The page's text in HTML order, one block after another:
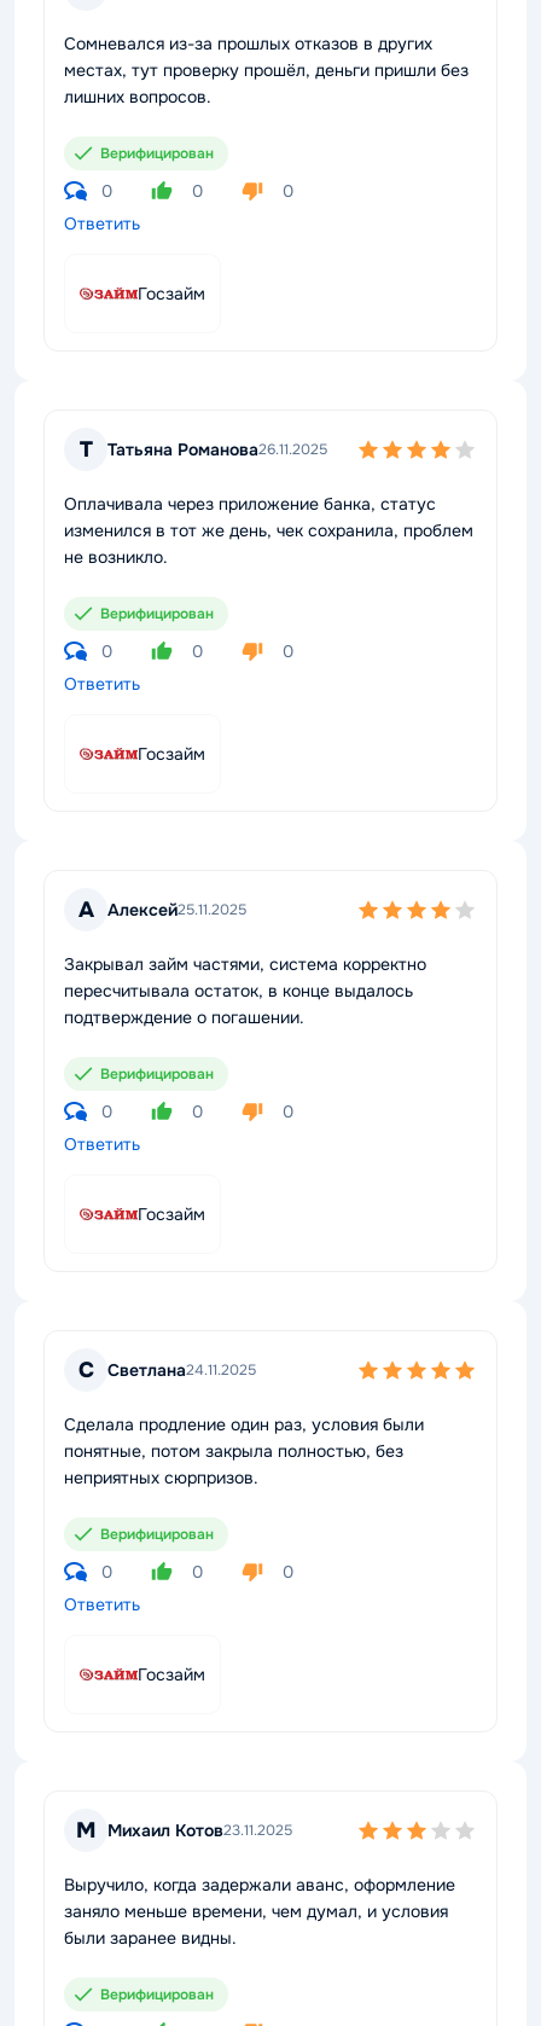
Сомневался из-за прошлых отказов в других
местах, тут проверку прошёл, деньги пришли без
лишних вопросов.
Верифицирован
0 0
0
Ответить
Госзайм
Т Татьяна Романова26.11.2025
Оплачивала через приложение банка, статус
изменился в тот же день, чек сохранила, проблем
не возникло.
Верифицирован
0 0
0
Ответить
Госзайм
А Алексей25.11.2025
Закрывал займ частями, система корректно
пересчитывала остаток, в конце выдалось
подтверждение о погашении.
Верифицирован
0 0
0
Ответить
Госзайм
С Светлана24.11.2025
Сделала продление один раз, условия были
понятные, потом закрыла полностью, без
неприятных сюрпризов.
Верифицирован
0 0
0
Ответить
Госзайм
М Михаил Котов23.11.2025
Выручило, когда задержали аванс, оформление
заняло меньше времени, чем думал, и условия
были заранее видны.
Верифицирован